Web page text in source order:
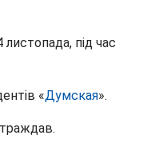
під час
«Думская».